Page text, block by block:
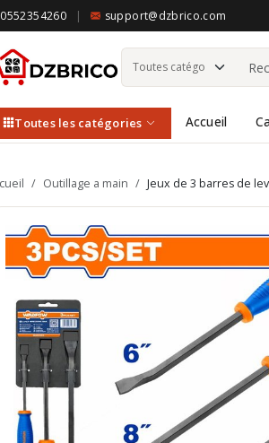
0552354260 | support@dzbrico.com
Toutes les catégories Accueil
/ Outillage a main / Jeux de 3 barres de